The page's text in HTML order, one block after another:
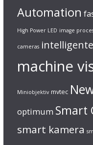
Automation
High Power LED image
cameras
machine
Miniobjektiv mvtec
optimum Smart
smart kamera